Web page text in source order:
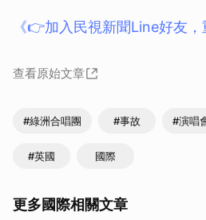
《👉加入民視新聞Line好友
查看原始文章
#綠洲合唱團 #事故 #演唱
#英國 國際
更多國際相關文章